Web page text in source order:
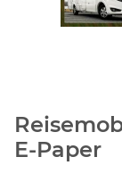
E-Paper